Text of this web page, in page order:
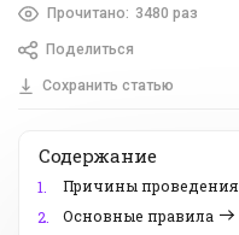
Прочитано: 3480 раз
Поделиться
Сохранить статью
Содержание
1.
Причины проведения
2.
Основные правила